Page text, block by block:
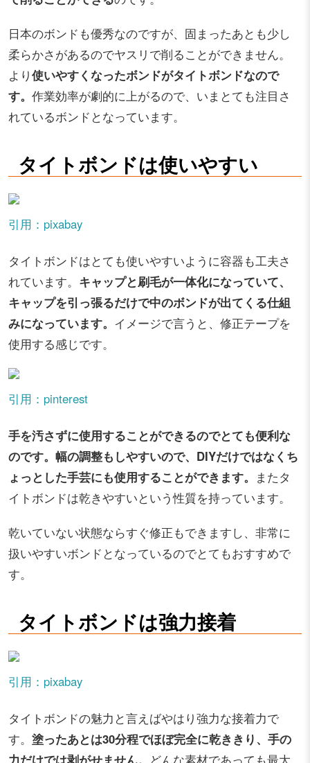
日本のボンドも優秀なのですが、固まったあとも少し
柔らかさがあるのでヤスリで削ることができません。
より使いやすくなったボンドがタイトボンドなので
す。 作業効率が劇的に上がるので、いまとても注目さ
れているボンドとなっています。
タイトボンドは使いやすい
引用：pixabay
タイトボンドはとても使いやすいように容器も工夫さ
れています。 キャップと刷毛が一体化になっていて、
キャップを引っ張るだけで中のボンドが出てくる仕組
みになっています。 イメージで言うと、修正テープを
使用する感じです。
引用：pinterest
手を汚さずに使用することができるのでとても便利な
のです。幅の調整もしやすいので、DIYだけではなくち
ょっとした手芸にも使用することができます。 またタ
イトボンドは乾きやすいという性質を持っています。
乾いていない状態ならすぐ修正もできますし、非常に
扱いやすいボンドとなっているのでとてもおすすめで
す。
タイトボンドは強力接着
引用：pixabay
タイトボンドの魅力と言えばやはり強力な接着力で
す。 塗ったあとは30分程でほぼ完全に乾ききり、手の